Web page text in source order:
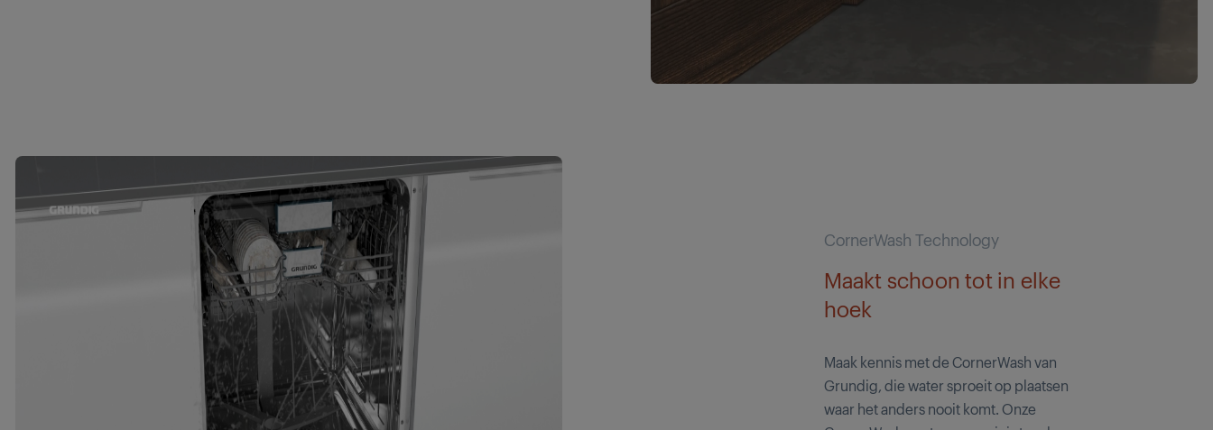
CornerWash Technology
Maakt schoon tot in elke
hoek
Maak kennis met de CornerWash van
Grundig, die water sproeit op plaatsen
waar het anders nooit komt. Onze